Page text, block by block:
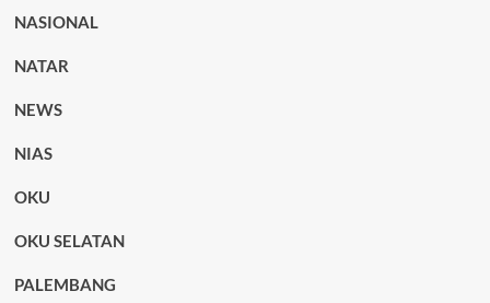
NASIONAL
NATAR
NEWS
NIAS
OKU
OKU SELATAN
PALEMBANG